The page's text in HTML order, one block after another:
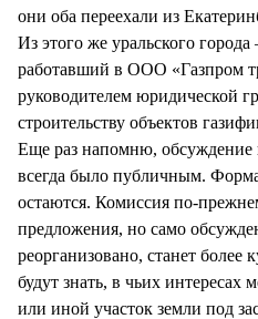
они оба переехали из
Из этого же уральского
работавший в ООО «Газпром
руководителем юридической
строительству объектов
Еще раз напомню,
всегда было публичным.
остаются. Комиссия по-
предложения, но само
реорганизовано, станет
будут знать, в чьих интересах
или иной участок земли под